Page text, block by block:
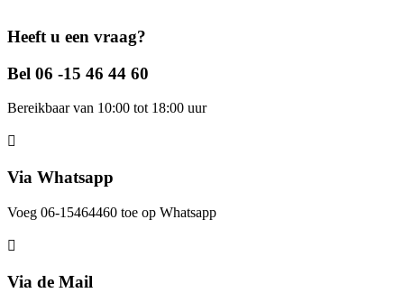
Heeft u een vraag?
Bel 06 -15 46 44 60
Bereikbaar van 10:00 tot 18:00 uur
Via Whatsapp
Voeg 06-15464460 toe op Whatsapp
Via de Mail